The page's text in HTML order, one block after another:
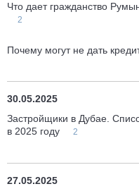
Что дает гражданство
2
Почему могут не дать
30.05.2025
Застройщики в Дубае.
в 2025 году
2
27.05.2025